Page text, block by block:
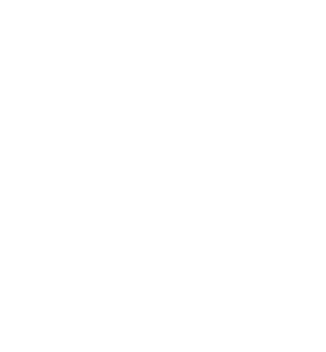
para Clientes.
várias versões do Contrato
mais atual do Contrato entre o
anula e substitui todas as
Serviços é composto pelas